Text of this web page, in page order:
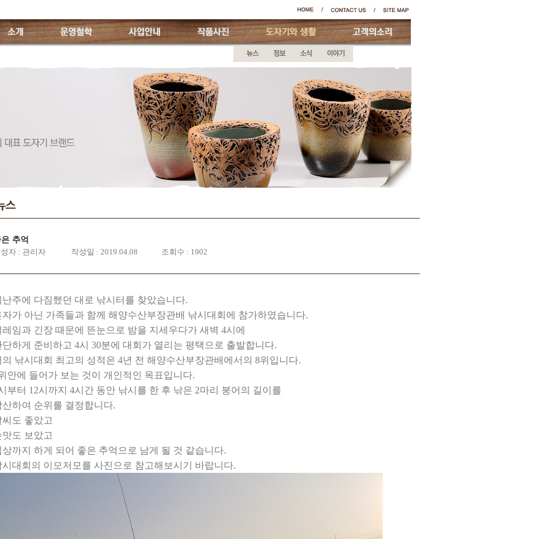
소개 운영철학 사업안내 작품사진 도자기와생활 고객의소리
뉴스
소식
이야기
시는 길
추억
성자 : 관리자 작성일 : 2019.04.08 조회수 : 1902
난주에 다짐했던 대로 낚시터를 찾았습니다.
자가 아닌 가족들과 함께 해양수산부장관배 낚시대회에 참가하였습니다.
레임과 긴장 때문에 뜬눈으로 밤을 지세우다가 새벽 4시에
단하게 준비하고 4시 30분에 대회가 열리는 평택으로 출발합니다.
의 낚시대회 최고의 성적은 4년 전 해양수산부장관배에서의 8위입니다.
안에 들어가 보는 것이 개인적인 목표입니다.
부터 12시까지 4시간 동안 낚시를 한 후 낚은 2마리 붕어의 길이를
산하여 순위를 결정합니다.
씨도 좋았고
맛도 보았고
상까지 하게 되어 좋은 추억으로 남게 될 것 같습니다.
시대회의 이모저모를 사진으로 참고해보시기 바랍니다.